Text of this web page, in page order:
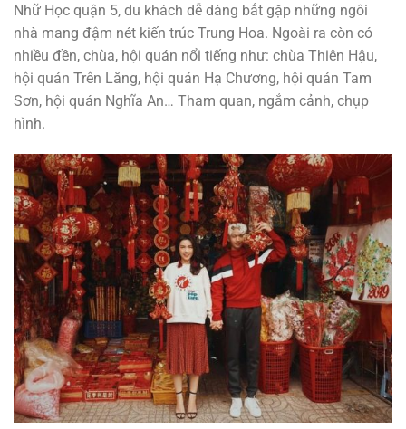
Nhữ Học quận 5, du khách dễ dàng bắt gặp những ngôi
nhà mang đậm nét kiến ​​trúc Trung Hoa. Ngoài ra còn có
nhiều đền, chùa, hội quán nổi tiếng như: chùa Thiên Hậu,
hội quán Trên Lăng, hội quán Hạ Chương, hội quán Tam
Sơn, hội quán Nghĩa An… Tham quan, ngắm cảnh, chụp
hình.